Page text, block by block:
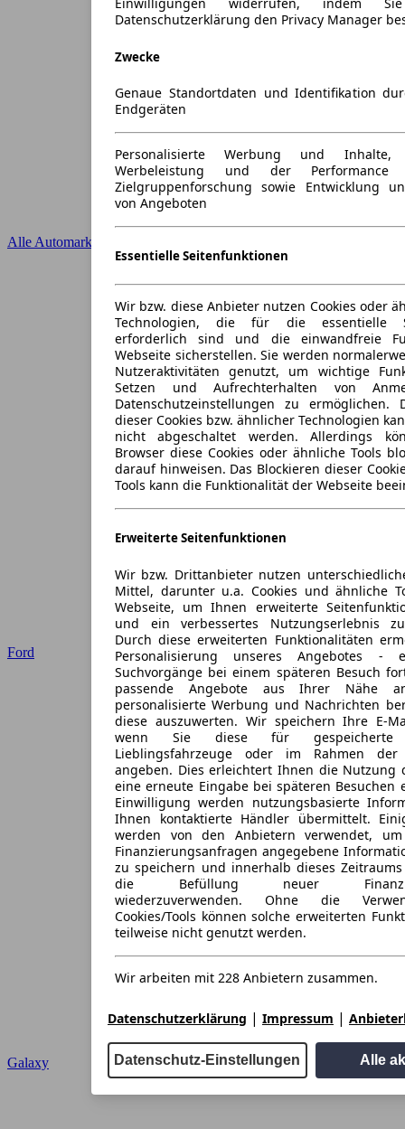
Einwilligungen widerrufen, indem
Datenschutzerklärung den Privacy Manager
Zwecke
Genaue Standortdaten und Identifikation
Endgeräten
Personalisierte Werbung und Inhalte,
Werbeleistung und der
Zielgruppenforschung sowie Entwicklung
von Angeboten
Essentielle Seitenfunktionen
Wir bzw. diese Anbieter nutzen Cookies oder
Technologien, die für die essentielle
erforderlich sind und die einwandfreie
Webseite sicherstellen. Sie werden
Nutzeraktivitäten genutzt, um wichtige
Setzen und Aufrechterhalten von
Datenschutzeinstellungen zu ermöglichen.
dieser Cookies bzw. ähnlicher Technologien
nicht abgeschaltet werden. Allerdings
Browser diese Cookies oder ähnliche Tools
darauf hinweisen. Das Blockieren dieser
Tools kann die Funktionalität der Webseite
Erweiterte Seitenfunktionen
Wir bzw. Drittanbieter nutzen
Mittel, darunter u.a. Cookies und ähnliche
Webseite, um Ihnen erweiterte
und ein verbessertes Nutzungserlebnis
Durch diese erweiterten Funktionalitäten
Personalisierung unseres Angebotes
Suchvorgänge bei einem späteren Besuch
passende Angebote aus Ihrer Nähe
personalisierte Werbung und Nachrichten
diese auszuwerten. Wir speichern Ihre E-
wenn Sie diese für gespeicherte
Lieblingsfahrzeuge oder im Rahmen der
angeben. Dies erleichtert Ihnen die Nutzung
eine erneute Eingabe bei späteren
Einwilligung werden nutzungsbasierte
Ihnen kontaktierte Händler übermittelt.
werden von den Anbietern verwendet,
Finanzierungsanfragen angegebene
zu speichern und innerhalb dieses
die Befüllung neuer
wiederzuverwenden. Ohne die
Cookies/Tools können solche erweiterten
teilweise nicht genutzt werden.
Wir arbeiten mit 228 Anbietern zusammen.
Datenschutzerklärung | Impressum |
Datenschutz-Einstellungen Alle
Alle Automarken
Ford
Galaxy